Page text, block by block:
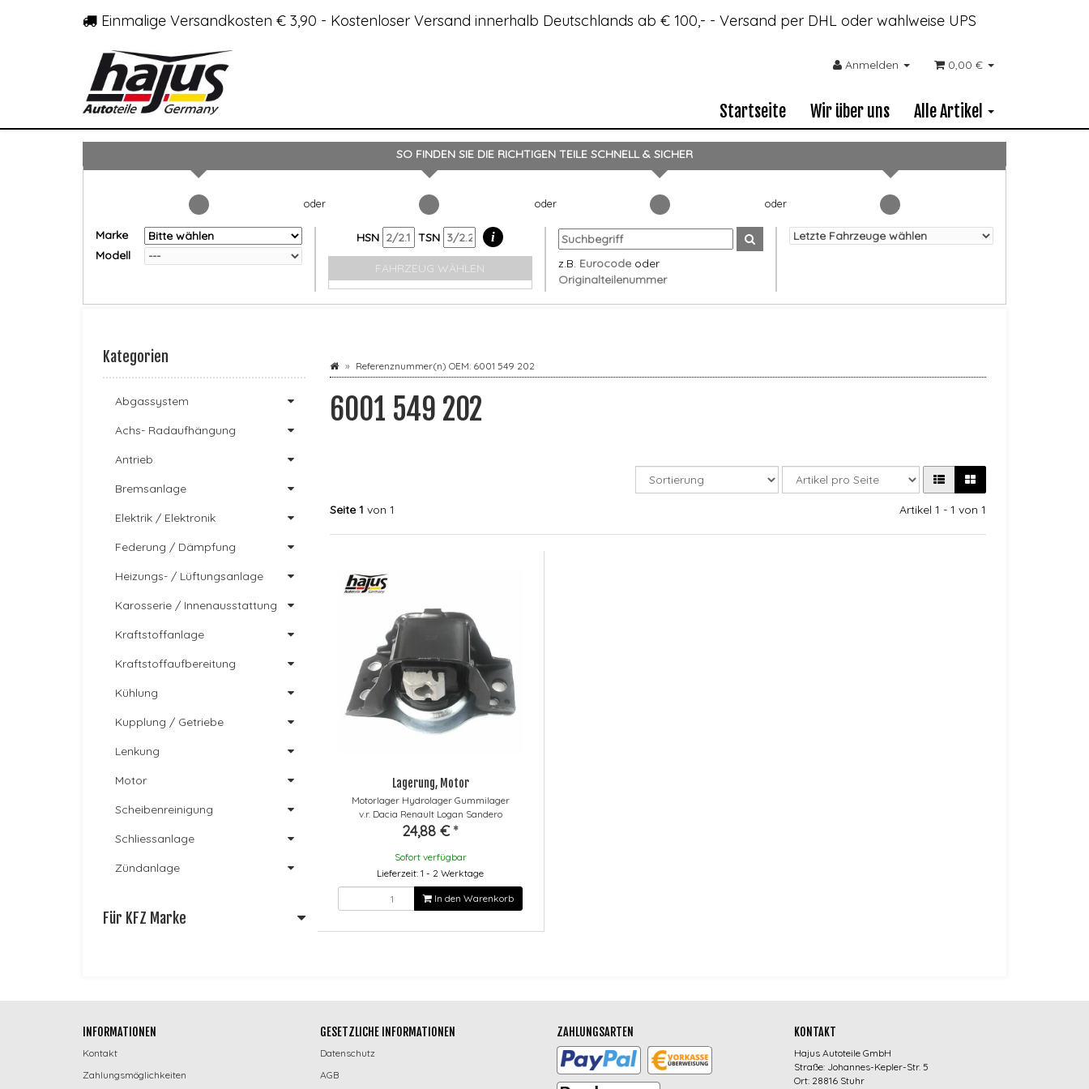
Einmalige Versandkosten € 3,90 - Kostenloser Versand innerhalb Deutschlands ab € 100,- - Versand per DHL oder wahlweise UPS
Anmelden 0,00 €
Startseite Wir über uns Alle Artikel
SO FINDEN SIE DIE RICHTIGEN TEILE SCHNELL & SICHER
Marke
Modell
HSN TSN i
FAHRZEUG WÄHLEN z.B. Eurocode oder
Originalteilenummer
Referenznummer(n) OEM: 6001 549 202
6001 549 202
Seite 1 von 1 Artikel 1 - 1 von 1
Lagerung, Motor
Motorlager Hydrolager Gummilager
v.r. Dacia Renault Logan Sandero
24,88 € *
Sofort verfügbar
Lieferzeit: 1 - 2 Werktage
In den Warenkorb
Kategorien
Abgassystem
Achs- Radaufhängung
Antrieb
Bremsanlage
Elektrik / Elektronik
Federung / Dämpfung
Heizungs- / Lüftungsanlage
Karosserie / Innenausstattung
Kraftstoffanlage
Kraftstoffaufbereitung
Kühlung
Kupplung / Getriebe
Lenkung
Motor
Scheibenreinigung
Schliessanlage
Zündanlage
Für KFZ Marke
INFORMATIONEN
Kontakt
Zahlungsmöglichkeiten
GESETZLICHE INFORMATIONEN
Datenschutz
AGB
ZAHLUNGSARTEN KONTAKT
Hajus Autoteile GmbH
Straße: Johannes-Kepler-Str. 5
Ort: 28816 Stuhr